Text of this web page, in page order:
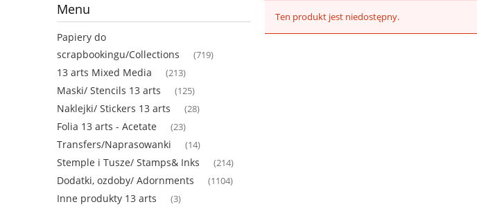
Menu
Papiery do
scrapbookingu/Collections
(719)
13 arts Mixed Media (213)
Maski/ Stencils 13 arts (125)
Naklejki/ Stickers 13 arts (28)
Folia 13 arts - Acetate (23)
Transfers/Naprasowanki (14)
Stemple i Tusze/ Stamps& Inks (214)
Dodatki, ozdoby/ Adornments (1104)
Inne produkty 13 arts (3)
Ten produkt jest niedostępny.